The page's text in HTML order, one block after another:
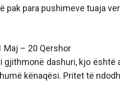
pak para pushimeve tuaja
Maj – 20 Qershor
gjithmonë dashuri, kjo
kënaqësi. Pritet të